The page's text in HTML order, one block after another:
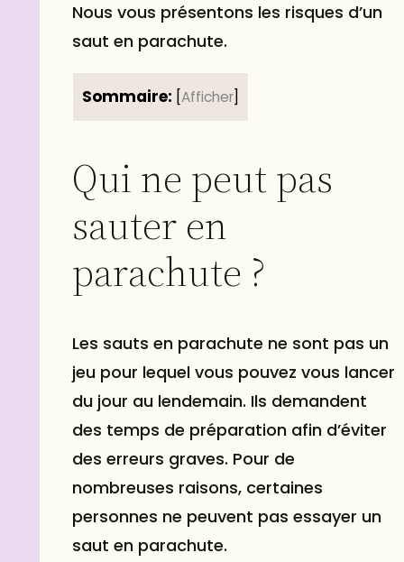
Nous vous présentons les risques d’un
saut en parachute.
Sommaire: Afficher
Qui ne peut pas
sauter en
parachute ?
Les sauts en parachute ne sont pas un
jeu pour lequel vous pouvez vous lancer
du jour au lendemain. Ils demandent
des temps de préparation afin d’éviter
des erreurs graves. Pour de
nombreuses raisons, certaines
personnes ne peuvent pas essayer un
saut en parachute.